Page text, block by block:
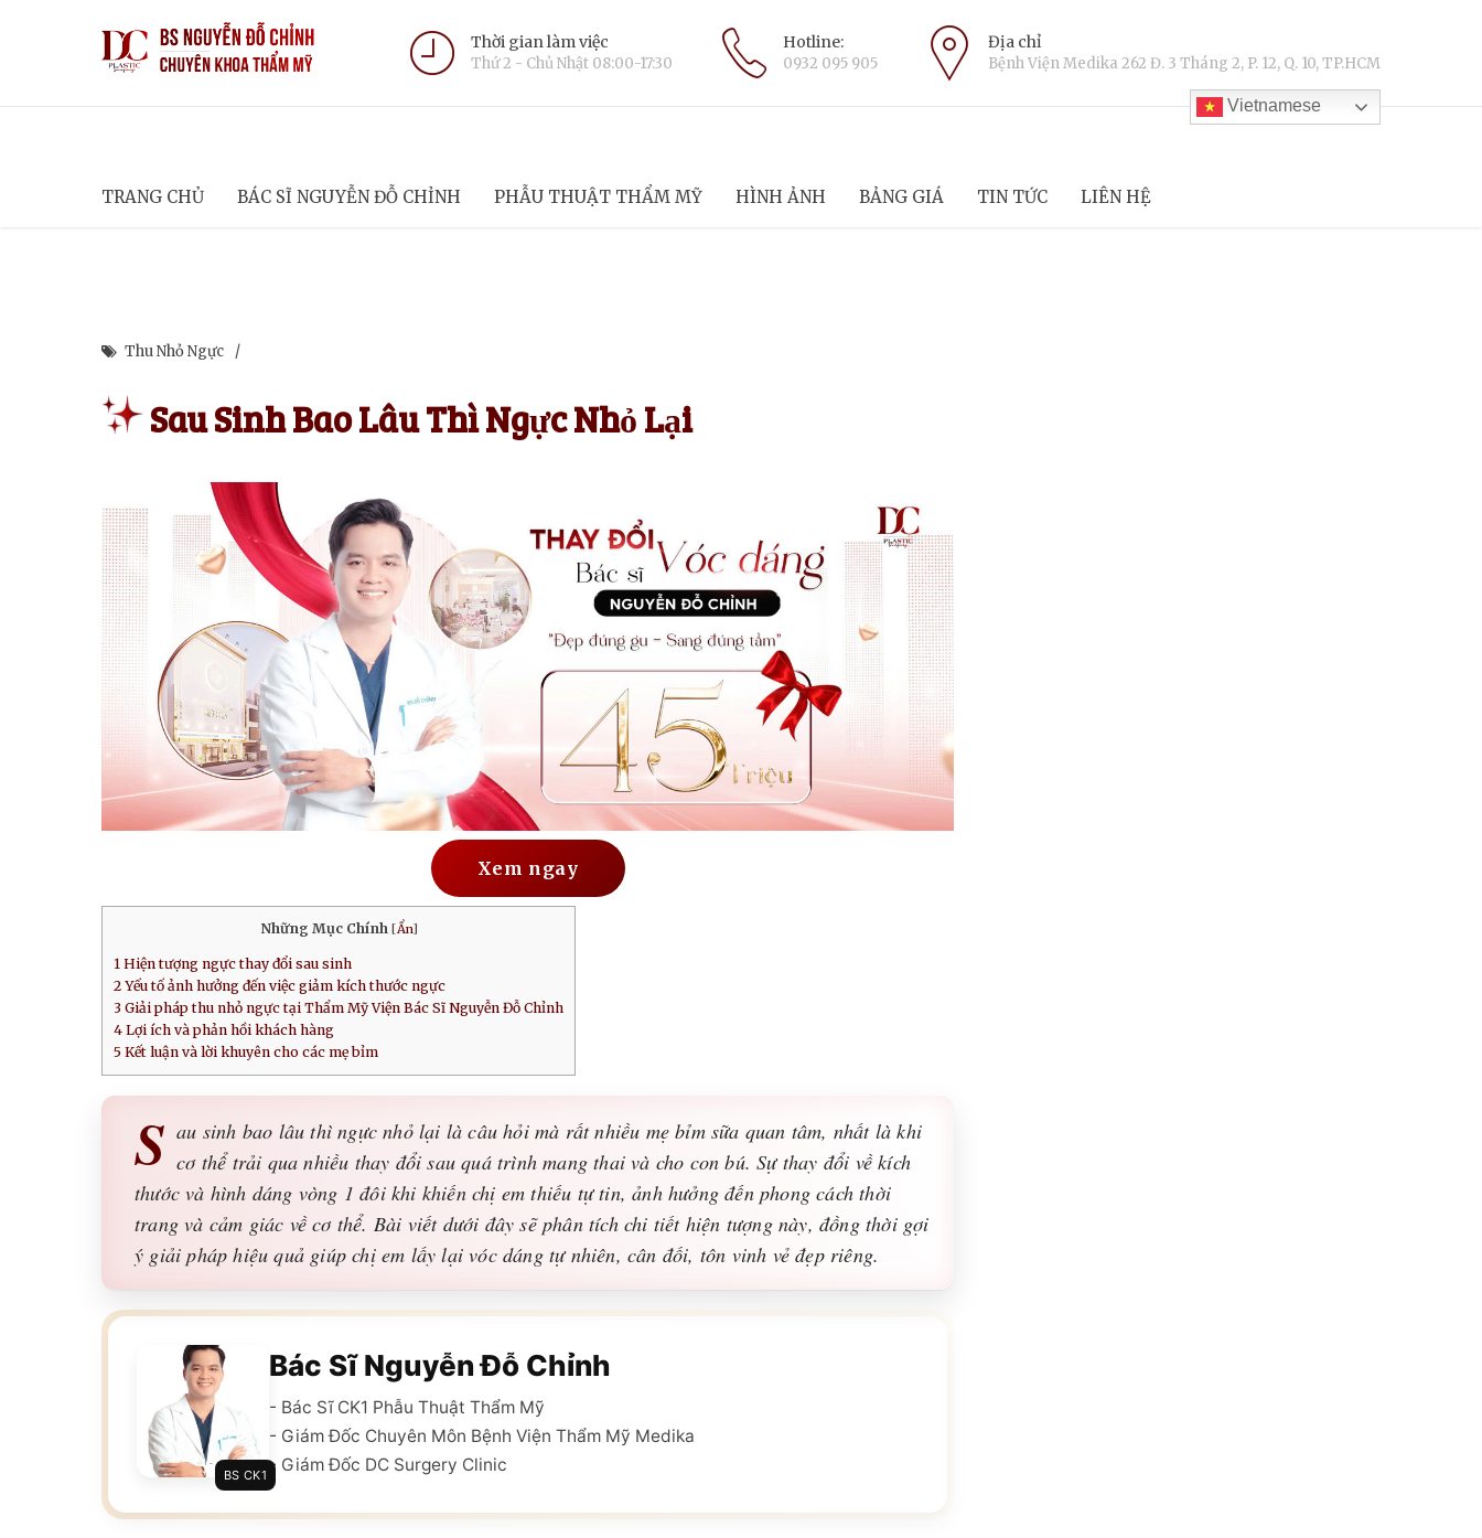
Thời gian làm việc
Thứ 2 - Chủ Nhật 08:00-17:30
Hotline:
0932 095 905
Địa chỉ
Bệnh Viện Medika 262 Đ. 3 Tháng 2, P. 12, Q. 10, TP.HCM
Vietnamese
TRANG CHỦ BÁC SĨ NGUYỄN ĐỖ CHỈNH PHẪU THUẬT THẨM MỸ HÌNH ẢNH BẢNG GIÁ TIN TỨC LIÊN HỆ
Thu Nhỏ Ngực
Sau Sinh Bao Lâu Thì Ngực Nhỏ Lại
Xem ngay
Những Mục Chính [Ẩn]
1 Hiện tượng ngực thay đổi sau sinh
2 Yếu tố ảnh hưởng đến việc giảm kích thước ngực
3 Giải pháp thu nhỏ ngực tại Thẩm Mỹ Viện Bác Sĩ Nguyễn Đỗ Chỉnh
4 Lợi ích và phản hồi khách hàng
5 Kết luận và lời khuyên cho các mẹ bỉm
S au sinh bao lâu thì ngực nhỏ lại là câu hỏi mà rất nhiều mẹ bỉm sữa quan tâm, nhất là khi
cơ thể trải qua nhiều thay đổi sau quá trình mang thai và cho con bú. Sự thay đổi về kích
thước và hình dáng vòng 1 đôi khi khiến chị em thiếu tự tin, ảnh hưởng đến phong cách thời
trang và cảm giác về cơ thể. Bài viết dưới đây sẽ phân tích chi tiết hiện tượng này, đồng thời gợi
ý giải pháp hiệu quả giúp chị em lấy lại vóc dáng tự nhiên, cân đối, tôn vinh vẻ đẹp riêng.
BS CK1
Bác Sĩ Nguyễn Đỗ Chỉnh
- Bác Sĩ CK1 Phẫu Thuật Thẩm Mỹ
- Giám Đốc Chuyên Môn Bệnh Viện Thẩm Mỹ Medika
- Giám Đốc DC Surgery Clinic